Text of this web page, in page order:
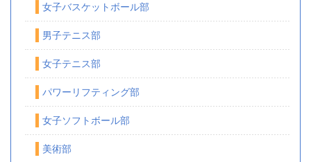
女子バスケットボール部
男子テニス部
女子テニス部
パワーリフティング部
女子ソフトボール部
美術部